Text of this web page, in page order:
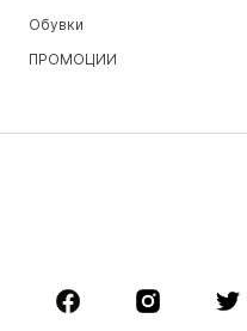
Обувки
ПРОМОЦИИ
МАРКИ